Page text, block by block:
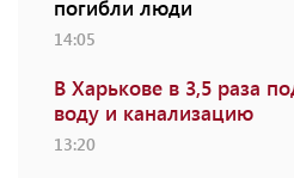
погибли люди
14:05
В Харькове в 3,5 раза
воду и канализацию
13:20